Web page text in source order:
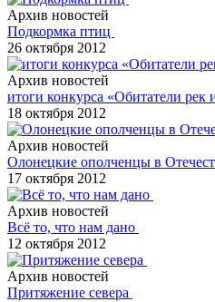
Архив новостей
Подкормка птиц
26 октября 2012
Архив новостей
итоги конкурса «Обитатели рек
18 октября 2012
Архив новостей
Олонецкие ополченцы в
17 октября 2012
Архив новостей
Всё то, что нам дано
12 октября 2012
Архив новостей
Притяжение севера